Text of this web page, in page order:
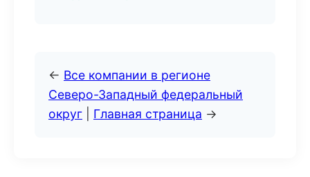
← Все компании в регионе
Северо-Западный федеральный
округ
Главная страница →